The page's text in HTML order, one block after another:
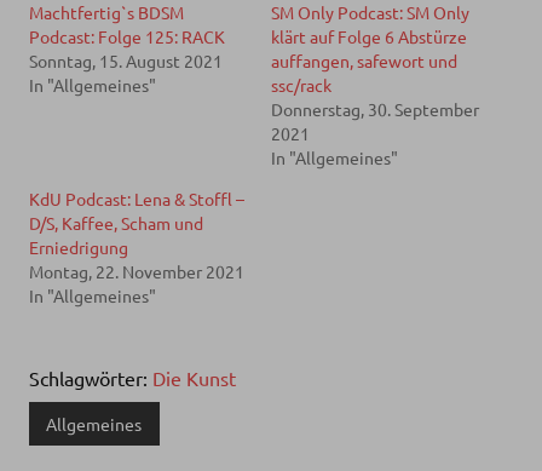
Machtfertig`s BDSM
Podcast: Folge 125: RACK
Sonntag, 15. August 2021
In "Allgemeines"
SM Only Podcast: SM Only
klärt auf Folge 6 Abstürze
auffangen, safewort und
ssc/rack
Donnerstag, 30. September
2021
In "Allgemeines"
KdU Podcast: Lena & Stoffl –
D/S, Kaffee, Scham und
Erniedrigung
Montag, 22. November 2021
In "Allgemeines"
Schlagwörter: Die Kunst
Allgemeines